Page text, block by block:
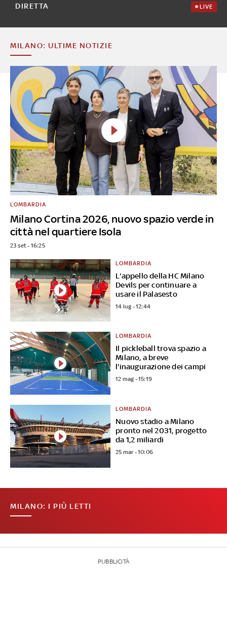
DIRETTA LIVE
MILANO: ULTIME NOTIZIE
Milano Cortina 2026, nuovo spazio verde in
città nel quartiere Isola
LOMBARDIA
23 set - 16:25
L'appello della HC Milano
Devils per continuare a
usare il Palasesto
LOMBARDIA
14 lug - 12:44
Il pickleball trova spazio a
Milano, a breve
l'inaugurazione dei campi
LOMBARDIA
12 mag - 15:19
Nuovo stadio a Milano
pronto nel 2031, progetto
da 1,2 miliardi
LOMBARDIA
25 mar - 10:06
MILANO: I PIÙ LETTI
PUBBLICITÀ